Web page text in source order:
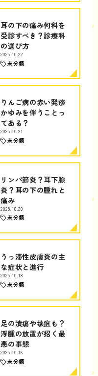
耳の下の痛み何科を
受診すべき？診療科
の選び方
2025.10.22
未分類
りんご病の赤い発疹
かゆみを伴うことっ
てある？
2025.10.21
未分類
リンパ節炎？耳下腺
炎？耳の下の腫れと
痛み
2025.10.20
未分類
うっ滞性皮膚炎の主
な症状と進行
2025.10.18
未分類
足の潰瘍や壊疽も？
浮腫の放置が招く最
悪の事態
2025.10.16
未分類